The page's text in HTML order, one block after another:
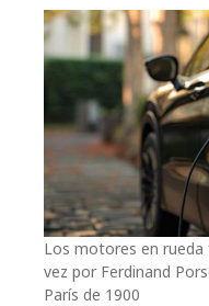
Los motores en
vez por Ferdinand
París de 1900